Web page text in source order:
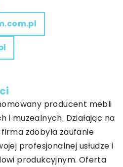
producent mebli
i muzealnych. Działając na
zdobyła zaufanie
profesjonalnej usłudze i
produkcyjnym. Oferta